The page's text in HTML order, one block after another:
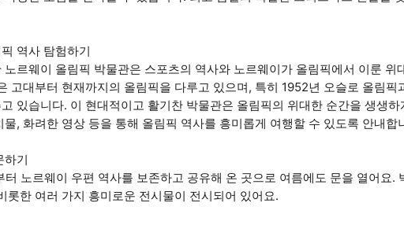
역사 탐험하기
르웨이 올림픽 박물관은 스포츠의 역사와 노르웨이가 올림픽에서 이룬 위
고대부터 현재까지의 올림픽을 다루고 있으며, 특히 1952년 오슬로 올림픽
있습니다. 이 현대적이고 활기찬 박물관은 올림픽의 위대한 순간을 생생하
, 화려한 영상 등을 통해 올림픽 역사를 흥미롭게 여행할 수 있도록 안내합
하기
노르웨이 우편 역사를 보존하고 공유해 온 곳으로 여름에도 문을 열어요.
롯한 여러 가지 흥미로운 전시물이 전시되어 있어요.